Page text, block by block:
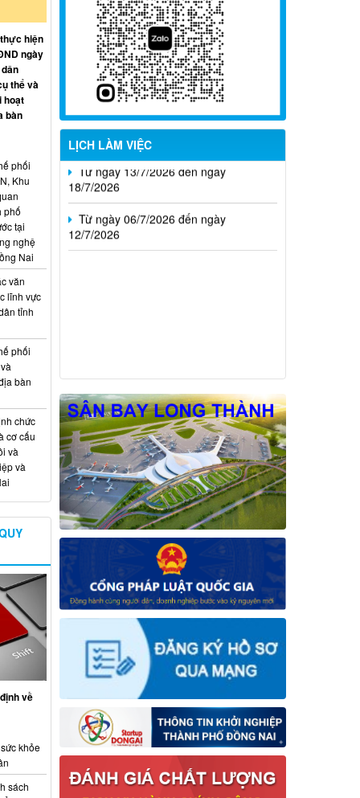
LỊCH LÀM VIỆC
Từ ngày 03/8/2026 đến ngày
09/8/2026
Từ ngày 27/7/2026 đến ngày
02/8/2026
Từ ngày 20/7/2026 đến ngày
26/7/2026
Từ ngày 13/7/2026 đến ngày
18/7/2026
Từ ngày 06/7/2026 đến ngày
12/7/2026
hiện
ngày
thể và
hoạt
bàn
phối
Khu
phố
tại
nghệ
Nai
văn
lĩnh vực
tỉnh
phối
bàn
chức
cơ cấu
và
và
về
khỏe
sách